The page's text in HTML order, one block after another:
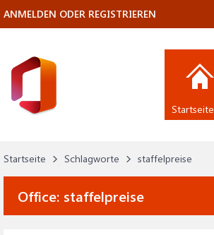
Startseite Schlagworte staffelpreise
Office: staffelpreise
ANMELDEN ODER REGISTRIEREN
Startseite